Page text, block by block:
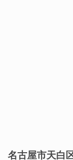
名古屋市天白